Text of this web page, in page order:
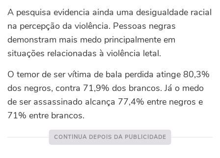
A pesquisa evidencia ainda uma desigualdade racial
na percepção da violência. Pessoas negras
demonstram mais medo principalmente em
situações relacionadas à violência letal.
O temor de ser vítima de bala perdida atinge 80,3%
dos negros, contra 71,9% dos brancos. Já o medo
de ser assassinado alcança 77,4% entre negros e
71% entre brancos.